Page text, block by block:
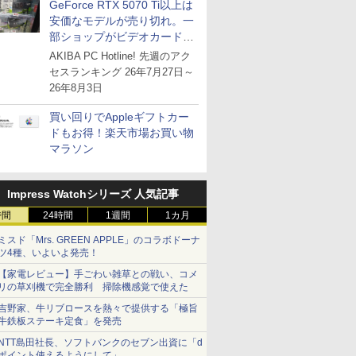
GeForce RTX 5070 Ti以上は
安価なモデルが売り切れ。一
部ショップがビデオカードの
購入制限を実施したニュース
が注目を集める
AKIBA PC Hotline! 先週のアク
セスランキング 26年7月27日～
26年8月3日
買い回りでAppleギフトカー
ドもお得！楽天市場お買い物
マラソン
Impress Watchシリーズ 人気記事
24時間 1週間 1カ月
スド「Mrs. GREEN APPLE」のコラボドーナ
4種、いよいよ発売！
家電レビュー】手ごわい雑草との戦い、コメ
の草刈機で完全勝利 掃除機感覚で使えた
野家、牛リブロースを熱々で提供する「極旨
鉄板ステーキ定食」を発売
島田社長、ソフトバンクのセブン出資に「d